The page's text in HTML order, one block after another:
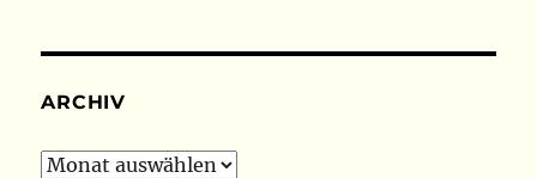
ARCHIV
Archiv